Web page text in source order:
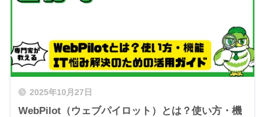
2025年10月27日
WebPilot（ウェブパイロット）とは？使い方・機